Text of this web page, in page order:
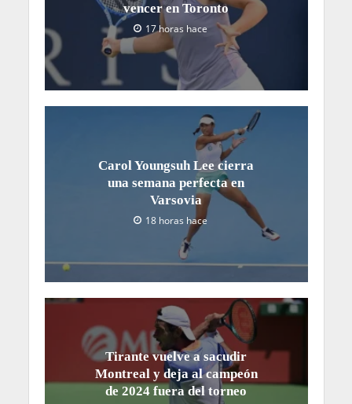
vencer en Toronto
17 horas hace
Carol Youngsuh Lee cierra
una semana perfecta en
Varsovia
18 horas hace
Tirante vuelve a sacudir
Montreal y deja al campeón
de 2024 fuera del torneo